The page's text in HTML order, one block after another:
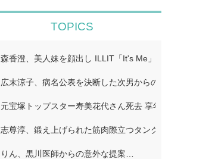
TOPICS
森香澄、美人妹を顔出し ILLIT「It's Me」…
広末涼子、病名公表を決断した次男からの言葉「言い
元宝塚トップスター寿美花代さん死去 享年９４ 息子・
志尊淳、鍛え上げられた筋肉際立つタンクトップ姿に
りん、黒川医師からの意外な提案…